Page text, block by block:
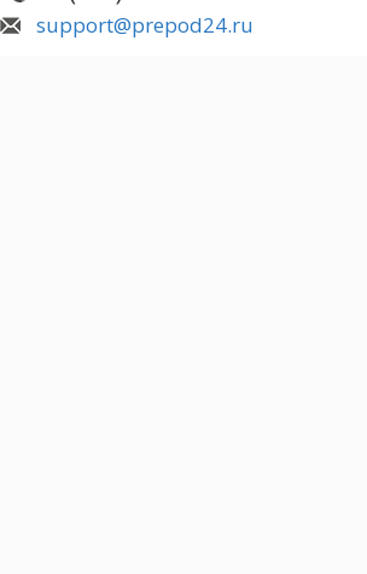
support@prepod24.ru